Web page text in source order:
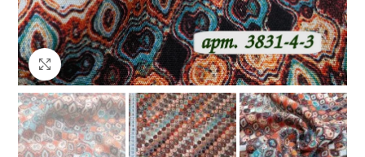
Клацніть, щоб збільшити